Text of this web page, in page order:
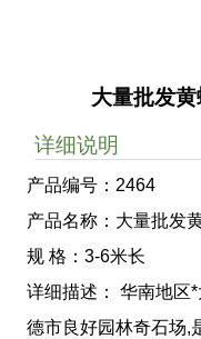
大量批发
详细说明
产品编号：2464
产品名称：大量批发
规 格：3-6米长
详细描述： 华南地区
德市良好园林奇石场,